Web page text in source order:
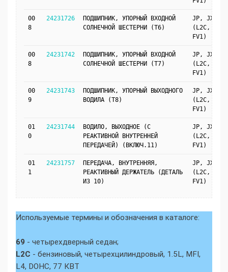
00
8
24231726
ПОДШИПНИК, УПОРНЫЙ ВХОДНОЙ
СОЛНЕЧНОЙ ШЕСТЕРНИ (T6)
JP, JX69
(L2C, MH9,
FV1)
00
8
24231742
ПОДШИПНИК, УПОРНЫЙ ВХОДНОЙ
СОЛНЕЧНОЙ ШЕСТЕРНИ (T7)
JP, JX69
(L2C, MH9,
FV1)
00
9
24231743
ПОДШИПНИК, УПОРНЫЙ ВЫХОДНОГО
ВОДИЛА (T8)
JP, JX69
(L2C, MH9,
FV1)
01
0
24231744
ВОДИЛО, ВЫХОДНОЕ (С
РЕАКТИВНОЙ ВНУТРЕННЕЙ
ПЕРЕДАЧЕЙ) (ВКЛЮЧ.11)
JP, JX69
(L2C, MH9,
FV1)
01
1
24231757
ПЕРЕДАЧА, ВНУТРЕННЯЯ,
РЕАКТИВНЫЙ ДЕРЖАТЕЛЬ (ДЕТАЛЬ
ИЗ 10)
JP, JX69
(L2C, MH9,
FV1)
Используемые термины и обозначения в каталоге:
69 - четырехдверный седан;
L2C - бензиновый, четырехцилиндровый, 1.5L, MFI,
L4, DOHC, 77 КВТ